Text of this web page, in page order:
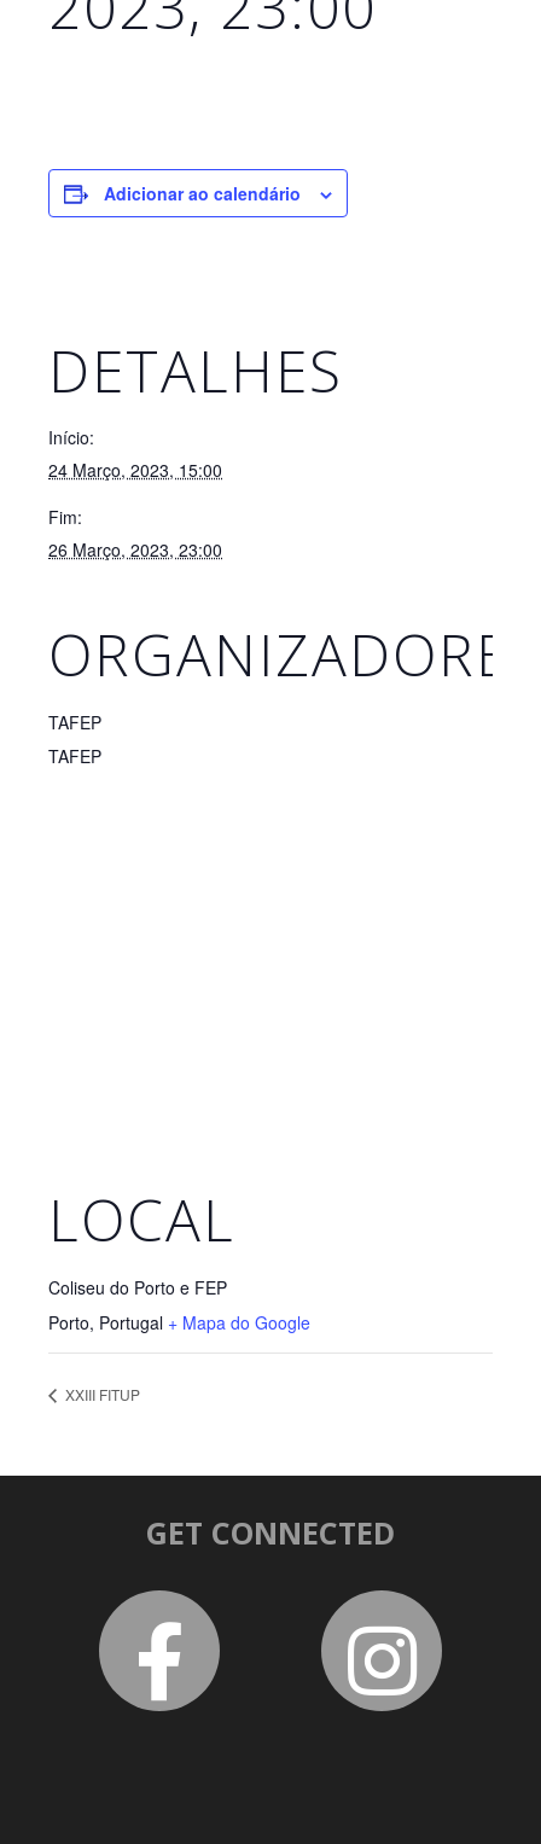
Adicionar ao calendário
DETALHES
Início:
24 Março, 2023, 15:00
Fim:
26 Março, 2023, 23:00
TAFEP
TAFEP
LOCAL
Coliseu do Porto e FEP
Porto, Portugal + Mapa do Google
XXIII FITUP
GET CONNECTED